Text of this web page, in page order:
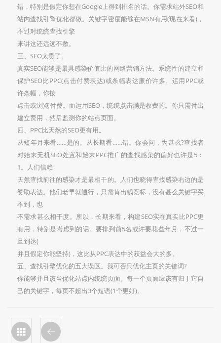
错，特别是假定你想在Google上得到排名的话。你需求站外SEO和
站内查找引擎优化都做。关键字密度能够在MSN有用(现在来看)，
不过对统统查找引擎
来讲这还远远不敷。
三、SEO太贵了。
真实SEO能够是最具感染价值比的网络营销方法。系统性的建立和
保护SEO比PPC(点击付费表达)或条幅表达廉价许多。运用PPC或
许条幅，你按
点击或浏览付费。而运用SEO，统统点击满是收费的。你只需付出
建立费用，然后监测你的站点页面。
四、PPC比天然的SEO更有用。
从短年月来看……是的。从长期看……错。你会问，为甚么?查找者
对始末无机SEO处置和始末PPC推广的查找感染的偏好也许是5：
1。人们信赖
天然查找前往的感染才是最相干的。人们也晓得查找感染右边的是
赞助表达。他们老早就通行，只需肯出钱竞标，没有甚么关键字买
不到，也
不需求甚么相干度。所以，长期来看，构建SEO实在真实比PPC更
有用，特别是考虑到的话。要排到前5名或许要花些年月，不过一
旦到达(
并且假定你能坚持)，这比从PPC表达中的获益会大的多。
五、查找引擎优化的五大误区。我可否只优化主页的关键词?
你能够并且该当优化站点内统统页面。每一个页面应该有归于它自
己的关键字，每页不超出3个短语(1个更好)。